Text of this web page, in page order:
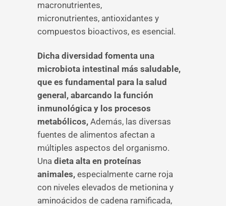
macronutrientes,
micronutrientes, antioxidantes y
compuestos bioactivos, es esencial.
Dicha diversidad fomenta una
microbiota intestinal más saludable,
que es fundamental para la salud
general, abarcando la función
inmunológica y los procesos
metabólicos, Además, las diversas
fuentes de alimentos afectan a
múltiples aspectos del organismo.
Una dieta alta en proteínas
animales, especialmente carne roja
con niveles elevados de metionina y
aminoácidos de cadena ramificada,